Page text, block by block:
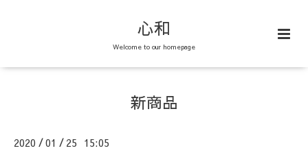
心和
Welcome to our homepage
新商品
2020 /01 / 25 15:05